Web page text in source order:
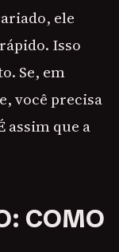
ele
Isso
Se, em
você precisa
assim que a
COMO